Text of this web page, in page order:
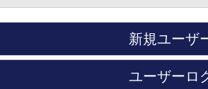
新規ユーザ
ユーザーロ